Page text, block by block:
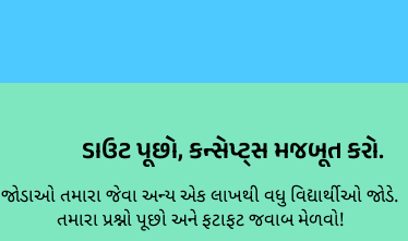
ડાઉટ પૂછો, કન્સેપ્ટ્સ મજબૂત કરો.
જોડાઓ તમારા જેવા અન્ય એક લાખથી વધુ વિદ્યાર્થીઓ જોડે.
તમારા પ્રશ્નો પૂછો અને ફટાફટ જવાબ મેળવો!